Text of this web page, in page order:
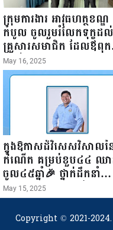
ក្រុមការងារ អាវុធហត្ថខណ្ឌ
កំបូល ចូលរួមរំលែកទុក្ខដល់
គ្រួសារសមាជិក ដែលឪពុកក្
របស់លោកទទួលមរណៈភាព!
May 16, 2025
ក្នុងឱកាសដ៏វិសេសវិសាល
កំណើត គម្រប់ខួប៤៤ ឈ
ចូល៤៥ឆ្នាំ🎉 ថ្នាក់ដឹកនាំ
សមាជិក សមាជិកា នៃក្រុម
គ្រួសារកម្មវិធីអាជីវកម្មច
កម្មករសំណង់ សូមគោរពជូ
May 15, 2025
Copyright © 2021-